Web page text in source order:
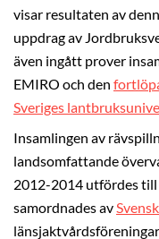
visar resultaten av
uppdrag av
även ingått prover
EMIRO och den
Sveriges
Insamlingen av
landsomfattande
2012-2014 utfördes till
samordnades av